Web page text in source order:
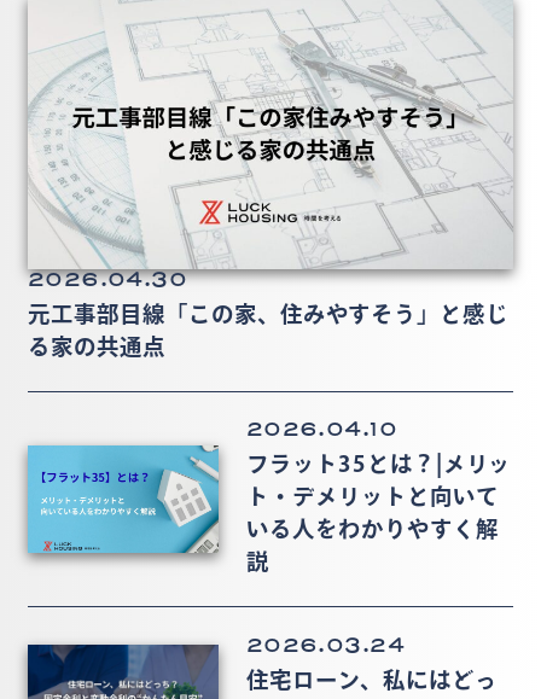
2026.04.30
元工事部目線「この家、住みやすそう」と感じ
る家の共通点
2026.04.10
フラット35とは？|メリッ
ト・デメリットと向いて
いる人をわかりやすく解
説
2026.03.24
住宅ローン、私にはどっ